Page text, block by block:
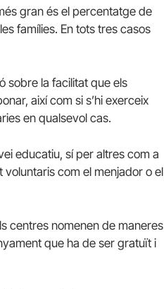
gran és el percentatge de
famílies. En tots tres casos
sobre la facilitat que els
així com si s’hi exerceix
en qualsevol cas.
educatiu, sí per altres com a
com el menjador o el
centres nomenen de maneres
que ha de ser gratuït i